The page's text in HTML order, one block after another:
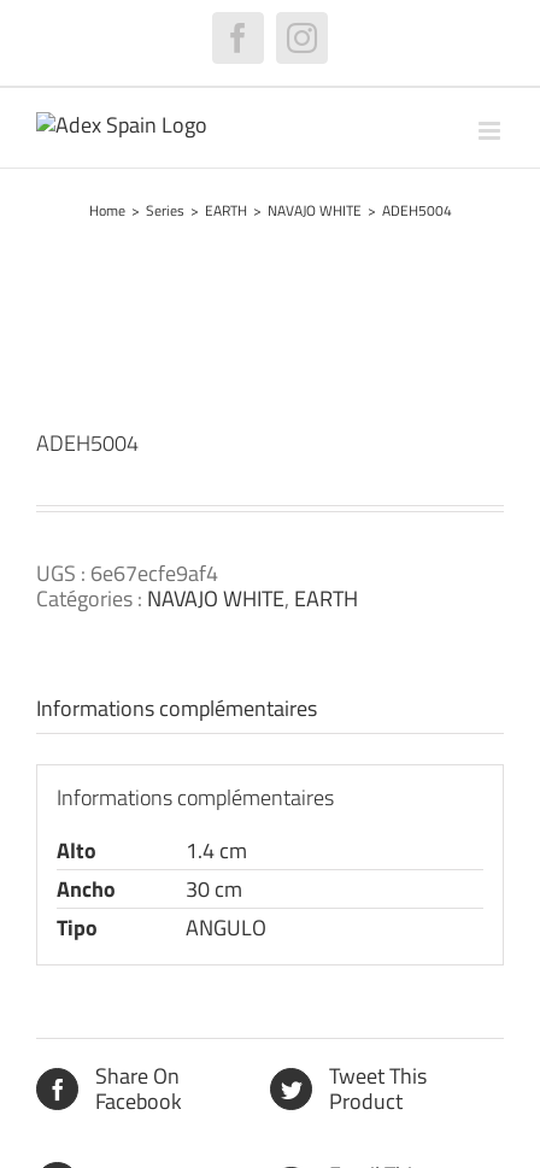
FacebookInstagram
Home > Series > EARTH > NAVAJO WHITE > ADEH5004
ADEH5004
UGS : 6e67ecfe9af4
Catégories : NAVAJO WHITE, EARTH
Informations complémentaires
Informations complémentaires
Alto
1.4 cm
Ancho
30 cm
Tipo
ANGULO
Share On
Facebook
Tweet This
Product